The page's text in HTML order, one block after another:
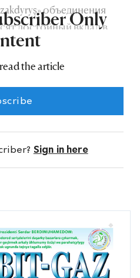
объединения
достойный вклад в
важной задачи,
перед газовиками
Only
the article
Sign in here